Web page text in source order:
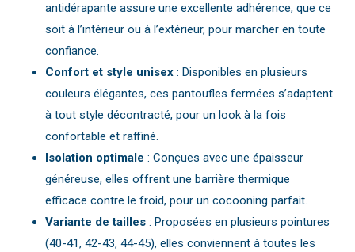
antidérapante assure une excellente adhérence, que ce
soit à l’intérieur ou à l’extérieur, pour marcher en toute
confiance.
Confort et style unisex: Disponibles en plusieurs
couleurs élégantes, ces pantoufles fermées s’adaptent
à tout style décontracté, pour un look à la fois
confortable et raffiné.
Isolation optimale : Conçues avec une épaisseur
généreuse, elles offrent une barrière thermique
efficace contre le froid, pour un cocooning parfait.
Variante de tailles: Proposées en plusieurs pointures
(40-41, 42-43, 44-45), elles conviennent à toutes les